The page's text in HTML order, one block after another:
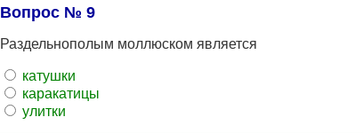
Вопрос № 9
Раздельнополым моллюском является
катушки
каракатицы
улитки